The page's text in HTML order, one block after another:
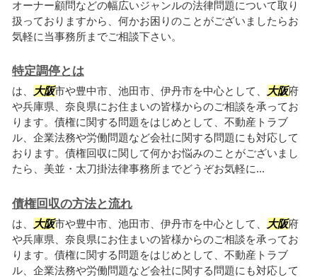
オーナー顧問などの幅広いジャンルの法律問題について取り
扱っておりますから、何かお困りのことがございましたらお
気軽に当事務所までご相談下さい。
特定調停とは
は、 大阪市や豊中市、池田市、伊丹市を中心として、 大阪府
や兵庫県、奈良県にお住まいの皆様からのご相談を承ってお
ります。債権に関する問題をはじめとして、不動産トラブ
ル、企業法務や労働問題など会社に関する問題にも対応して
おります。債権回収に関して何かお悩みのことがございまし
たら、美並・太刀掛法律事務所までどうぞお気軽に...
債権回収の方法と流れ
は、 大阪市や豊中市、池田市、伊丹市を中心として、 大阪府
や兵庫県、奈良県にお住まいの皆様からのご相談を承ってお
ります。債権に関する問題をはじめとして、不動産トラブ
ル、企業法務や労働問題など会社に関する問題にも対応して